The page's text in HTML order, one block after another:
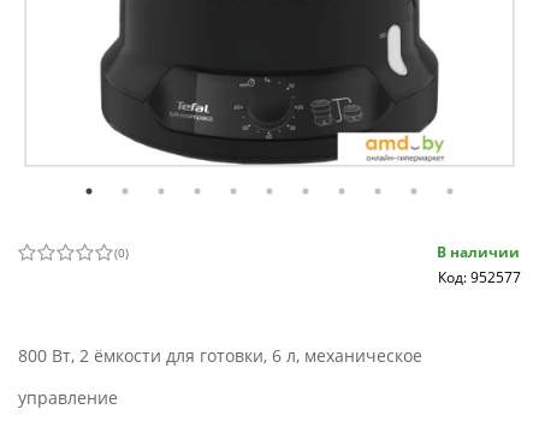
(0)
В наличии
Код: 952577
800 Вт, 2 ёмкости для готовки, 6 л, механическое
управление